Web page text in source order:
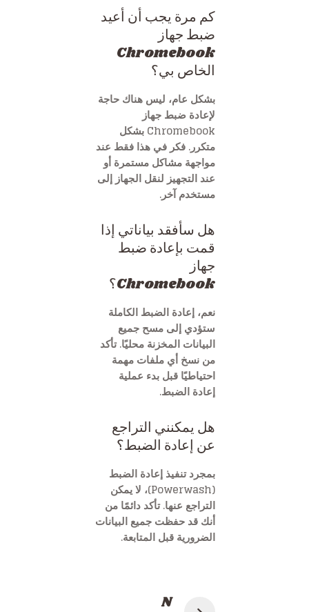
كم مرة يجب أن أعيد
ضبط جهاز
Chromebook
الخاص بي؟
بشكل عام، ليس هناك حاجة
لإعادة ضبط جهاز
Chromebook بشكل
متكرر. فكر في هذا فقط عند
مواجهة مشاكل مستمرة أو
عند التجهيز لنقل الجهاز إلى
مستخدم آخر.
هل سأفقد بياناتي إذا
قمت بإعادة ضبط
جهاز
Chromebook؟
نعم، إعادة الضبط الكاملة
ستؤدي إلى مسح جميع
البيانات المخزنة محليًا. تأكد
من نسخ أي ملفات مهمة
احتياطيًا قبل بدء عملية
إعادة الضبط.
هل يمكنني التراجع
عن إعادة الضبط؟
بمجرد تنفيذ إعادة الضبط
(Powerwash)، لا يمكن
التراجع عنها. تأكد دائمًا من
أنك قد حفظت جميع البيانات
الضرورية قبل المتابعة.
N